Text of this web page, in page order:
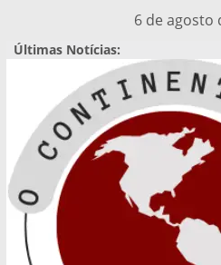
para
6 de agosto
Últimas Notícias: